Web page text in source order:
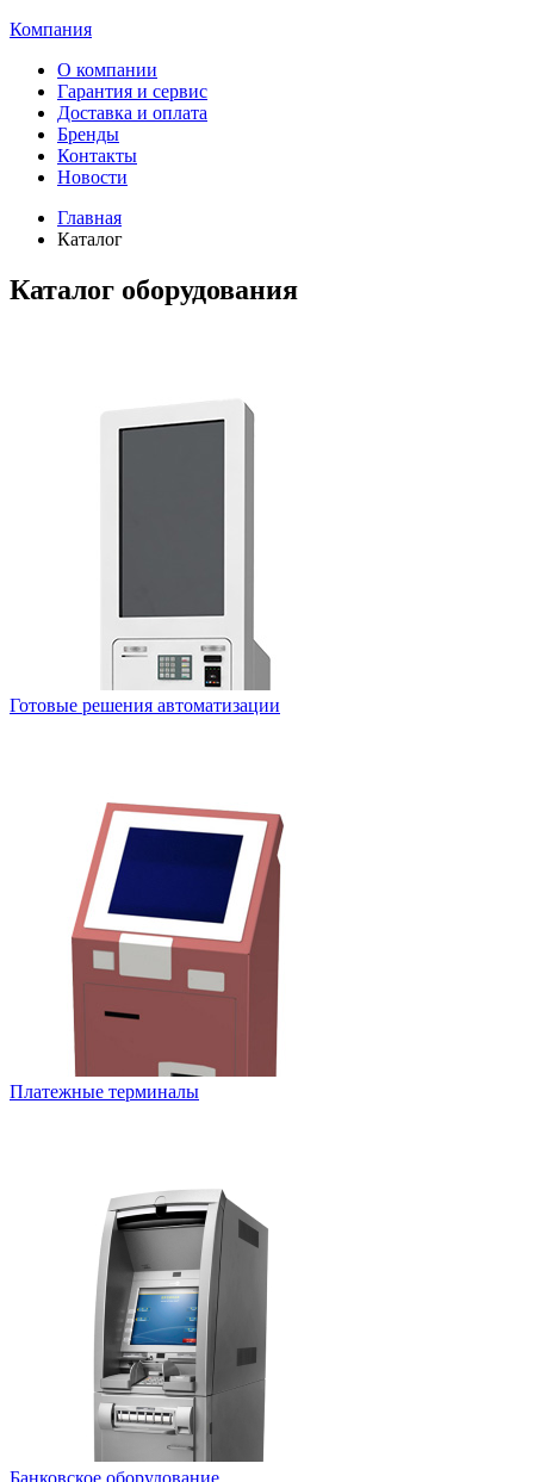
Компания
О компании
Гарантия и сервис
Доставка и оплата
Бренды
Контакты
Новости
Главная
Каталог
Каталог оборудования
Готовые решения автоматизации
Платежные терминалы
Банковское оборудование